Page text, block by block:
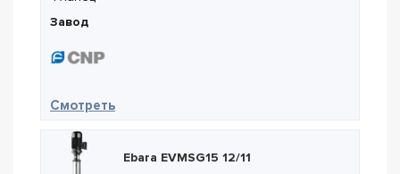
Завод
Смотреть— CNP CDL 12-11 1,1kW
Ebara EVMSG15 12/11